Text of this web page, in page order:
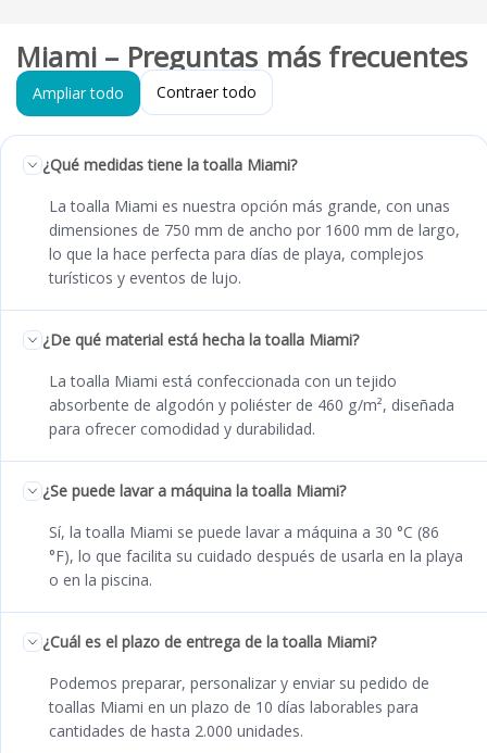
Miami – Preguntas más frecuentes
Ampliar todo Contraer todo
¿Qué medidas tiene la toalla Miami?
La toalla Miami es nuestra opción más grande, con unas
dimensiones de 750 mm de ancho por 1600 mm de largo,
lo que la hace perfecta para días de playa, complejos
turísticos y eventos de lujo.
¿De qué material está hecha la toalla Miami?
La toalla Miami está confeccionada con un tejido
absorbente de algodón y poliéster de 460 g/m², diseñada
para ofrecer comodidad y durabilidad.
¿Se puede lavar a máquina la toalla Miami?
Sí, la toalla Miami se puede lavar a máquina a 30 °C (86
°F), lo que facilita su cuidado después de usarla en la playa
o en la piscina.
¿Cuál es el plazo de entrega de la toalla Miami?
Podemos preparar, personalizar y enviar su pedido de
toallas Miami en un plazo de 10 días laborables para
cantidades de hasta 2.000 unidades.